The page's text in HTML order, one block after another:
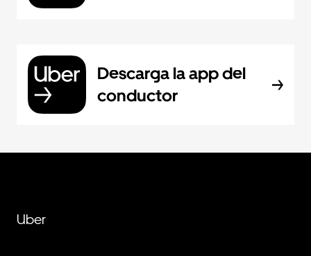
Descarga la app del
conductor
Uber